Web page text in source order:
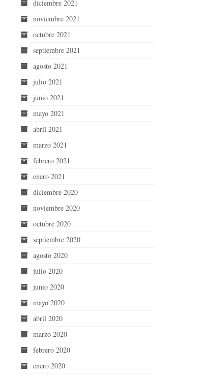
diciembre 2021
noviembre 2021
octubre 2021
septiembre 2021
agosto 2021
julio 2021
junio 2021
mayo 2021
abril 2021
marzo 2021
febrero 2021
enero 2021
diciembre 2020
noviembre 2020
octubre 2020
septiembre 2020
agosto 2020
julio 2020
junio 2020
mayo 2020
abril 2020
marzo 2020
febrero 2020
enero 2020